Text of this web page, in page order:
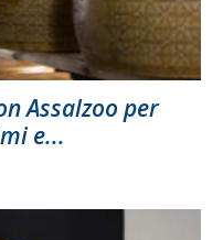
Assalzoo per
e...